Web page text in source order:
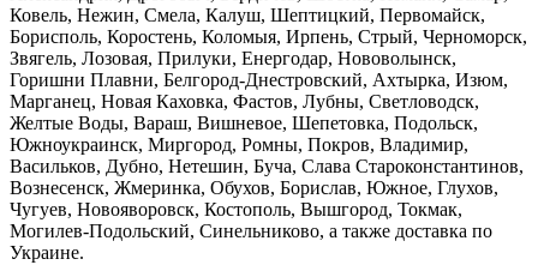
Ковель, Нежин, Смела, Калуш, Шептицкий, Первомайск,
Борисполь, Коростень, Коломыя, Ирпень, Стрый, Черноморск,
Звягель, Лозовая, Прилуки, Енергодар, Нововолынск,
Горишни Плавни, Белгород-Днестровский, Ахтырка, Изюм,
Марганец, Новая Каховка, Фастов, Лубны, Светловодск,
Желтые Воды, Вараш, Вишневое, Шепетовка, Подольск,
Южноукраинск, Миргород, Ромны, Покров, Владимир,
Васильков, Дубно, Нетешин, Буча, Слава Староконстантинов,
Вознесенск, Жмеринка, Обухов, Борислав, Южное, Глухов,
Чугуев, Новояворовск, Костополь, Вышгород, Токмак,
Могилев-Подольский, Синельниково, а также доставка по
Украине.